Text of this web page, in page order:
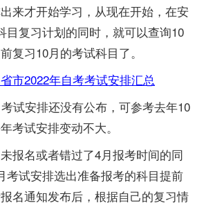
来才开始学习，从现在开始，在安
目复习计划的同时，就可以查询10
复习10月的考试科目了。
市2022年自考考试安排汇总
试安排还没有公布，可参考去年10
考试安排变动不大。
报名或者错过了4月报考时间的同
考试安排选出准备报考的科目提前
名通知发布后，根据自己的复习情